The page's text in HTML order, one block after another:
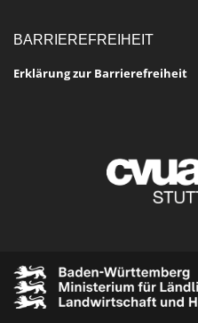
BARRIEREFREIHEIT
Erklärung zur Barrierefreiheit